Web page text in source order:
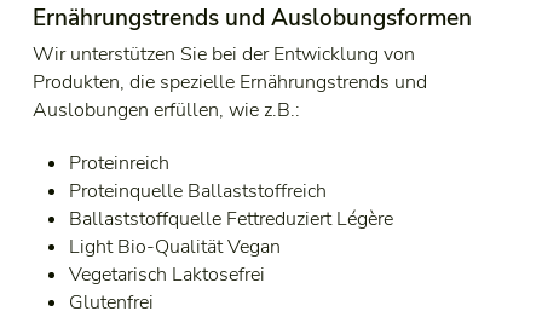
Ernährungstrends und Auslobungsformen
Wir unterstützen Sie bei der Entwicklung von
Produkten, die spezielle Ernährungstrends und
Auslobungen erfüllen, wie z.B.:
Proteinreich
Proteinquelle Ballaststoffreich
Ballaststoffquelle Fettreduziert Légère
Light Bio-Qualität Vegan
Vegetarisch Laktosefrei
Glutenfrei